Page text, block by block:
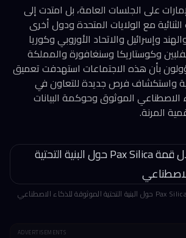
على الجلسات العامة، بل امتدت إلى
مع الولايات المتحدة ودول أخرى
وإسرائيل والاتحاد الأوروبي وكوريا
وكوستاريكا وسنغافورة والمملكة
بأن هذه الاجتماعات استهدفت تعميق
واستكشاف فرص جديدة للتعاون في
الاصطناعي الموثوق وحوكمة البيانات
المرنة.
ADVERTISEMENTS